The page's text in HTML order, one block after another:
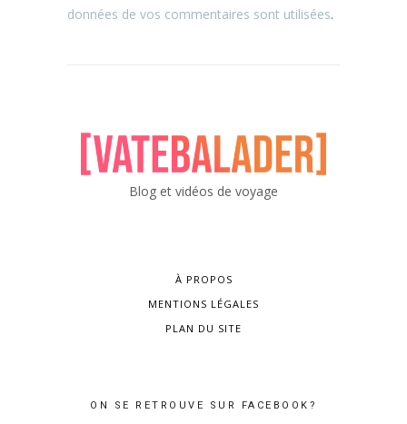
données de vos commentaires sont utilisées.
Blog et vidéos de voyage
À PROPOS
MENTIONS LÉGALES
PLAN DU SITE
ON SE RETROUVE SUR FACEBOOK?